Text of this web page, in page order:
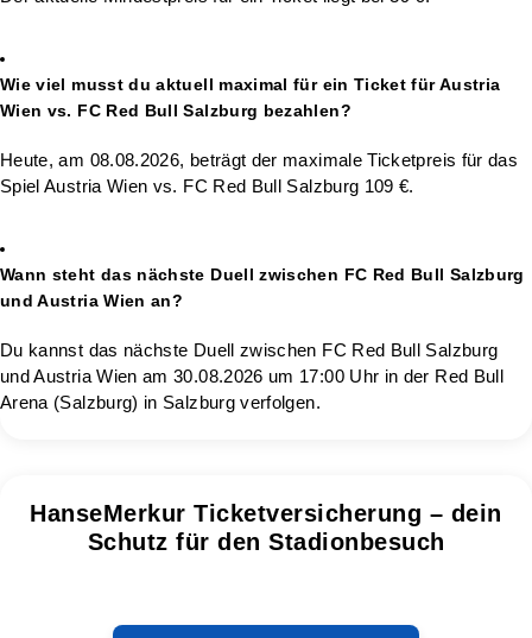
Wie viel musst du aktuell maximal für ein Ticket für Austria
Wien vs. FC Red Bull Salzburg bezahlen?
Heute, am 08.08.2026, beträgt der maximale Ticketpreis für das
Spiel Austria Wien vs. FC Red Bull Salzburg 109 €.
Wann steht das nächste Duell zwischen FC Red Bull Salzburg
und Austria Wien an?
Du kannst das nächste Duell zwischen FC Red Bull Salzburg
und Austria Wien am 30.08.2026 um 17:00 Uhr in der Red Bull
Arena (Salzburg) in Salzburg verfolgen.
HanseMerkur Ticketversicherung – dein
Schutz für den Stadionbesuch